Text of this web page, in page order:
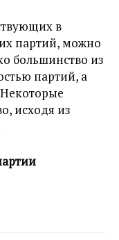
в
партий, можно
большинство из
партий, а
исходя из